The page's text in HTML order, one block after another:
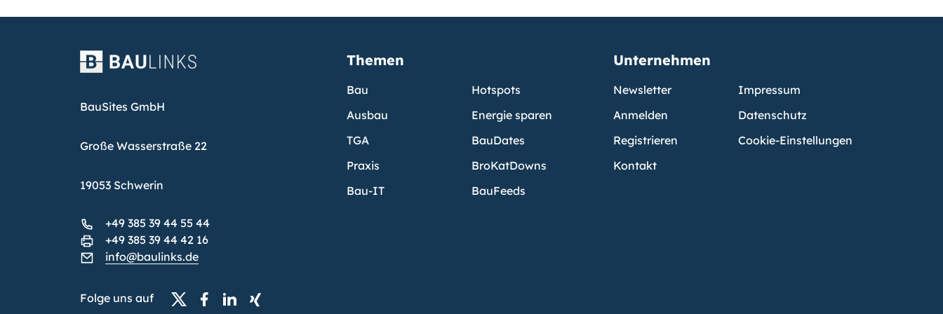
BauSites GmbH
Große Wasserstraße 22
19053 Schwerin
+49 385 39 44 55 44
+49 385 39 44 42 16
info@baulinks.de
Folge uns auf
Themen
Bau
Ausbau
TGA
Praxis
Bau-IT
Hotspots
Energie sparen
BauDates
BroKatDowns
BauFeeds
Unternehmen
Newsletter
Anmelden
Registrieren
Kontakt
Impressum
Datenschutz
Cookie-Einstellungen